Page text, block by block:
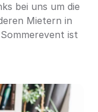
bei uns um die
Mietern in
ist